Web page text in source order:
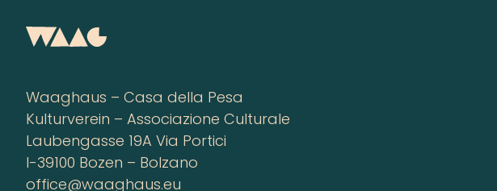
Waaghaus – Casa della Pesa
Kulturverein – Associazione Culturale
Laubengasse 19A Via Portici
I-39100 Bozen – Bolzano
office@waaghaus.eu